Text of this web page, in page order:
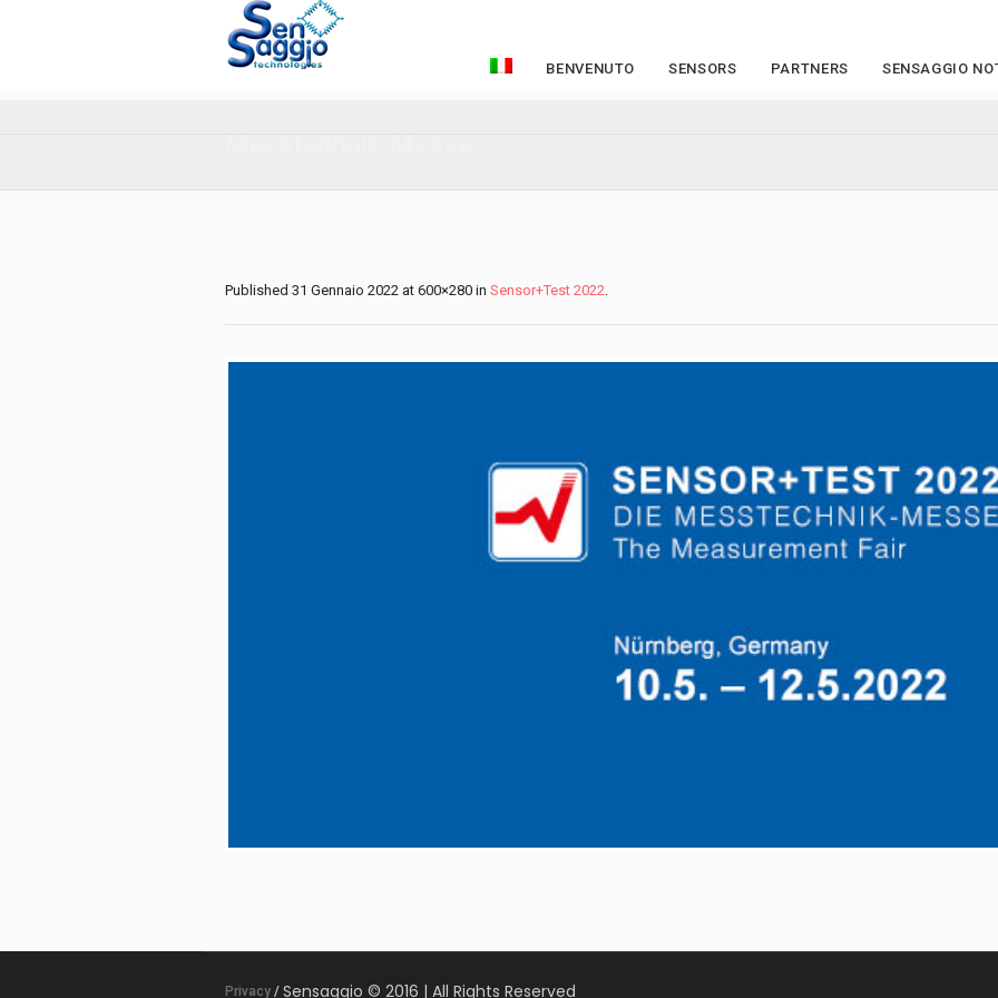
BENVENUTO SENSORS PARTNERS SENSAGGIO
Published 31 Gennaio 2022 at 600×280 in Sensor+Test 2022.
Privacy / Sensaggio © 2016 | All Rights Reserved